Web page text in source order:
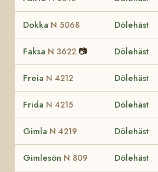
Dokka N 5068 Dölehäst
Faksa N 3622 📷 Dölehäst
Freia N 4212 Dölehäst
Frida N 4215 Dölehäst
Gimla N 4219 Dölehäst
Gimlesön N 809 Dölehäst